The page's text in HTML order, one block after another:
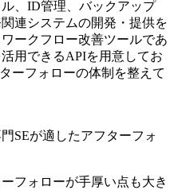
、ID管理、バックアップ
連システムの開発・提供を
ークフロー改善ツールであ
用できるAPIを用意してお
ーフォローの体制を整えて
SEが適したアフターフォ
フォローが手厚い点も大き